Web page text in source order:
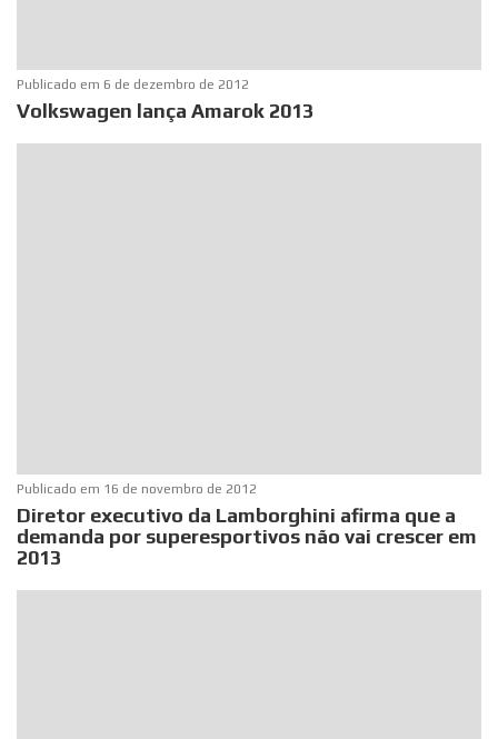
Publicado em 6 de dezembro de 2012
Volkswagen lança Amarok 2013
Publicado em 16 de novembro de 2012
Diretor executivo da Lamborghini afirma que a
demanda por superesportivos não vai crescer em
2013